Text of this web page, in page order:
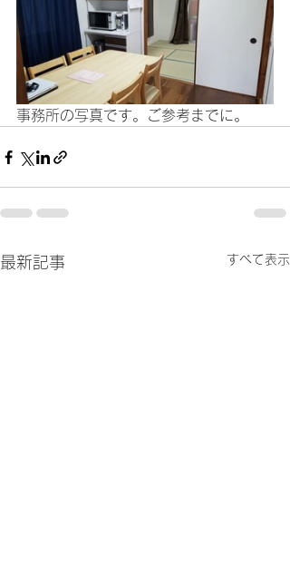
事務所の写真です。ご参考までに。
最新記事 すべて表示